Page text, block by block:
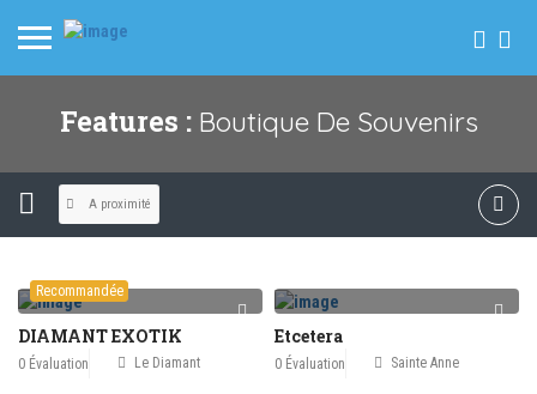
Features : Boutique De Souvenirs
A proximité
Recommandée
DIAMANT EXOTIK
0 Évaluation Le Diamant
Etcetera
0 Évaluation Sainte Anne